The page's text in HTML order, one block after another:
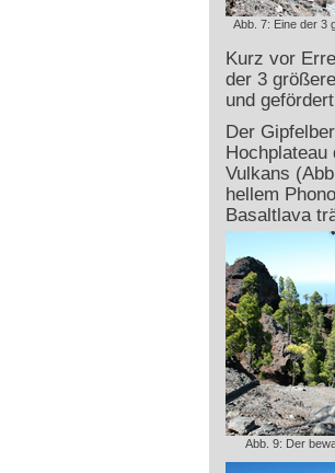
Abb. 7: Eine der 3
Kurz vor
der 3
und
Der
Hochplateau
Vulkans
hellem
Basaltlava
Abb. 9: Der